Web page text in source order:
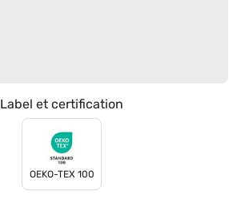
Label et certification
OEKO-TEX 100